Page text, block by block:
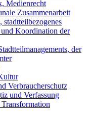
Medienrecht
Zusammenarbeit
stadtteilbezogenes
und Koordination der
der
Verbraucherschutz
und Verfassung